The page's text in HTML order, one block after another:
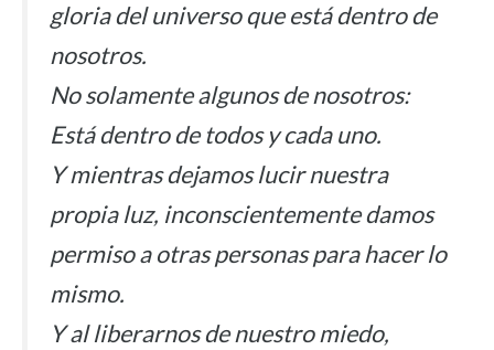
gloria del universo que está dentro de
nosotros.
No solamente algunos de nosotros:
Está dentro de todos y cada uno.
Y mientras dejamos lucir nuestra
propia luz, inconscientemente damos
permiso a otras personas para hacer lo
mismo.
Y al liberarnos de nuestro miedo,